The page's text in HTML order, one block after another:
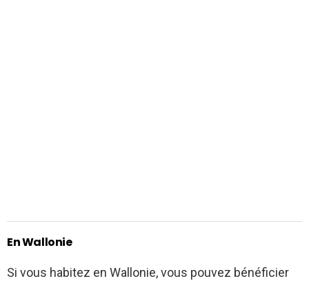
En Wallonie
Si vous habitez en Wallonie, vous pouvez bénéficier